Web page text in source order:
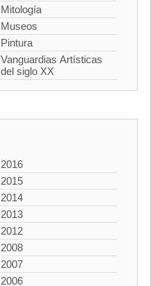
Mitología
Museos
Pintura
Vanguardias Artísticas
del siglo XX
2016
2015
2014
2013
2012
2008
2007
2006